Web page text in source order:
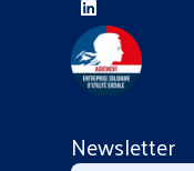
Newsletter